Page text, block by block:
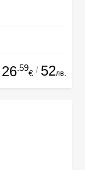
26.59
€ / 52лв.